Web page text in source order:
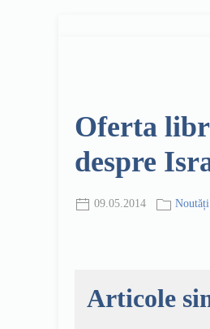
Oferta
despre
09.05.2014
Articole